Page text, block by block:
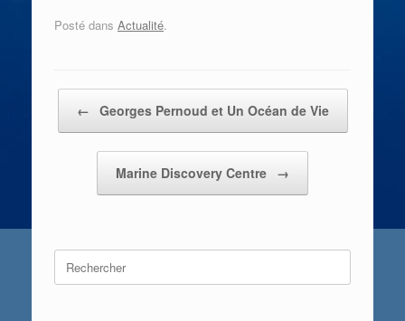
Posté dans Actualité.
← Georges Pernoud et Un Océan de Vie
Marine Discovery Centre →
Search
for: